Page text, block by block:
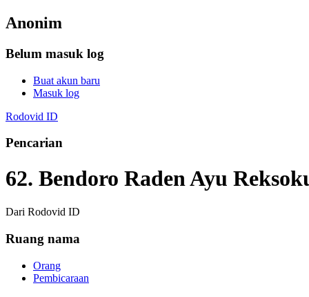
Anonim
Belum masuk log
Buat akun baru
Masuk log
Rodovid ID
Pencarian
62. Bendoro Raden Ayu
Dari Rodovid ID
Ruang nama
Orang
Pembicaraan